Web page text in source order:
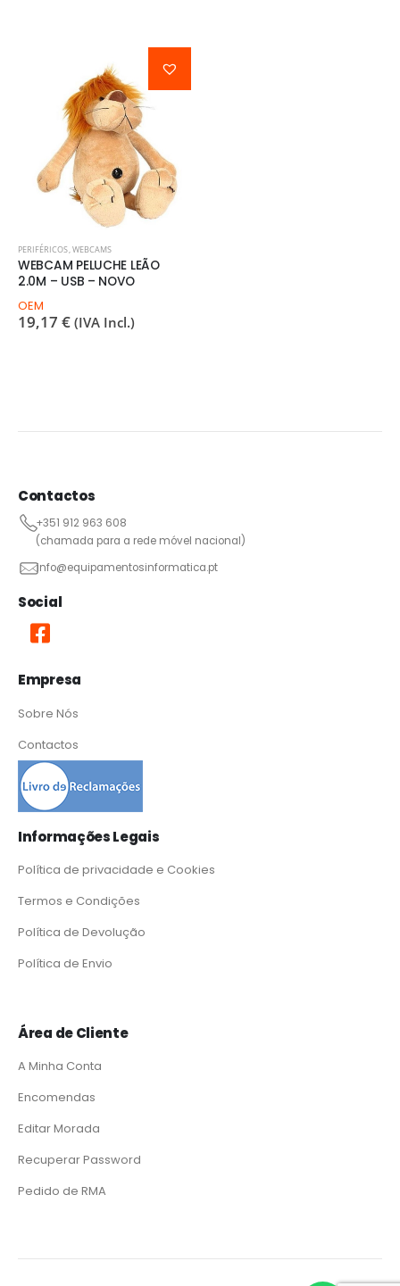
PERIFÉRICOS,WEBCAMS
WEBCAM PELUCHE LEÃO
2.0M – USB – NOVO
OEM
19,17 € (IVA Incl.)
Contactos
+351 912 963 608
(chamada para a rede móvel nacional)
info@equipamentosinformatica.pt
Social
Empresa
Sobre Nós
Contactos
Informações Legais
Política de privacidade e Cookies
Termos e Condições
Política de Devolução
Política de Envio
Área de Cliente
A Minha Conta
Encomendas
Editar Morada
Recuperar Password
Pedido de RMA